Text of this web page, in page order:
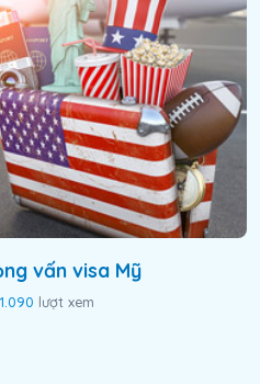
vấn visa Mỹ
1.090 lượt xem